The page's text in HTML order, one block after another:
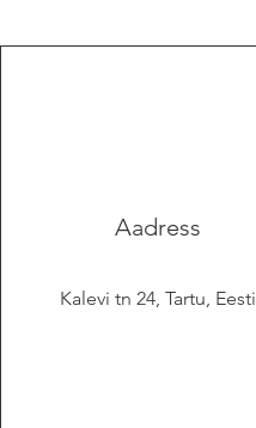
Aadress
Kalevi tn 24, Tartu, Eesti